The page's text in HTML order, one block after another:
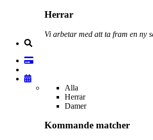
Herrar
Vi arbetar med att ta fram en ny
Alla
Herrar
Damer
Kommande matcher